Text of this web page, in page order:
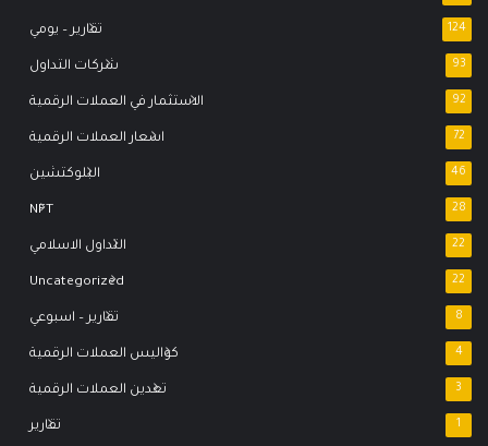
تقارير – يومي 124
شركات التداول 93
الاستثمار في العملات الرقمية 92
اسعار العملات الرقمية 72
البلوكتشين 46
NFT 28
التداول الاسلامي 22
Uncategorized 22
تقارير – اسبوعي 8
كواليس العملات الرقمية 4
تعدين العملات الرقمية 3
تقارير 1